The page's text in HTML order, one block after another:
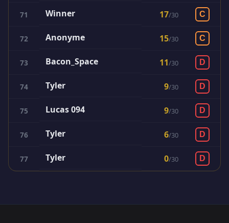
71 Winner 17/30 C
72 Anonyme 15/30 C
73 Bacon_Space 11/30 D
74 Tyler 9/30 D
75 Lucas 094 9/30 D
76 Tyler 6/30 D
77 Tyler 0/30 D